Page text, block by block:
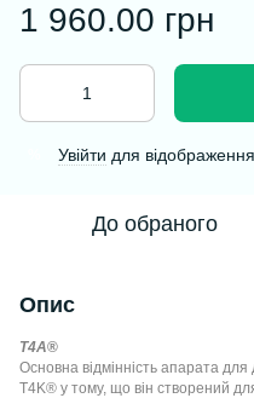
1 960.00 грн
Увійти для
До обраного
Опис
T4A®
Основна відмінність апарата
T4K® у тому, що він створений